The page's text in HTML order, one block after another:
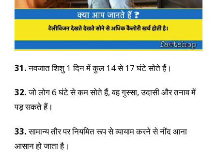
31.नवजात शिशु 1 दिन में कुल 14 से 17 घंटे सोते हैं।
32.जो लोग 6 घंटे से कम सोते हैं, वह गुस्सा, उदासी और तनाव में
पड़ सकते हैं।
33.सामान्य तौर पर नियमित रूप से व्यायाम करने से नींद आना
आसान हो जाता है।